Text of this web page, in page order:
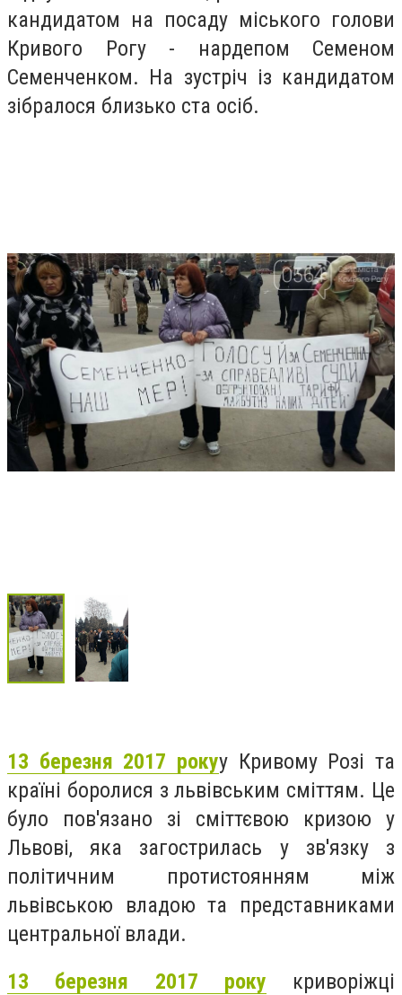
кандидатом на посаду міського голови
Кривого Рогу - нардепом Семеном
Семенченком. На зустріч із кандидатом
зібралося близько ста осіб.
13 березня 2017 рокуу Кривому Розі та
країні боролися з львівським сміттям. Це
було пов'язано зі сміттєвою кризою у
Львові, яка загострилась у зв'язку з
політичним протистоянням між
львівською владою та представниками
центральної влади.
13 березня 2017 року криворіжці